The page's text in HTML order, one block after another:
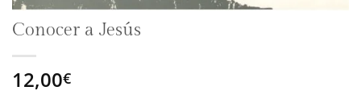
Conocer a Jesús
12,00€